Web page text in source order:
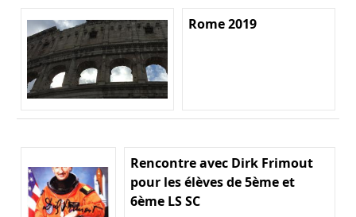
Rome 2019
Rencontre avec Dirk Frimout
pour les élèves de 5ème et
6ème LS SC